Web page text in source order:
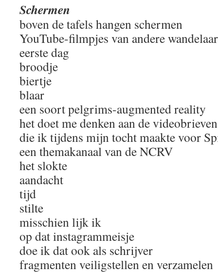
Schermen
boven de tafels hangen schermen
YouTube-filmpjes van andere
eerste dag
broodje
biertje
blaar
een soort pelgrims-augmented reality
het doet me denken aan de videobrieven
die ik tijdens mijn tocht maakte voor
een themakanaal van de NCRV
het slokte
aandacht
tijd
stilte
misschien lijk ik
op dat instagrammeisje
doe ik dat ook als schrijver
fragmenten veiligstellen en verzamelen